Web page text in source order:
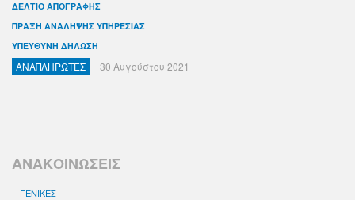
ΔΕΛΤΙΟ ΑΠΟΓΡΑΦΗΣ
ΠΡΑΞΗ ΑΝΑΛΗΨΗΣ ΥΠΗΡΕΣΙΑΣ
ΥΠΕΥΘΥΝΗ ΔΗΛΩΣΗ
ΑΝΑΠΛΗΡΩΤΕΣ 30 Αυγούστου 2021
ΑΝΑΚΟΙΝΩΣΕΙΣ
ΓΕΝΙΚΕΣ